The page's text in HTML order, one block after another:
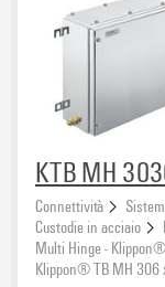
KTB MH
Connettività
Custodie in acciaio
Multi Hinge -
Klippon® TB MH 306